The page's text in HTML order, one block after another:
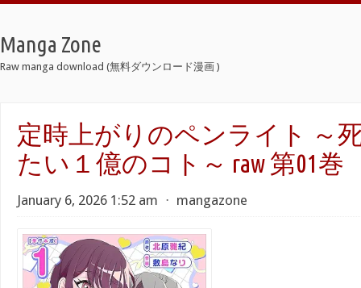
Manga Zone
Raw manga download (無料ダウンロード漫画 )
定時上がりのペンライト ～
たい１億のコト～ raw 第01巻
January 6, 2026 1:52 am ⋅ mangazone